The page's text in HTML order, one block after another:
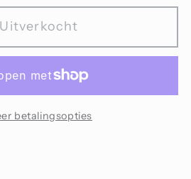
Uitverkocht
betalingsopties